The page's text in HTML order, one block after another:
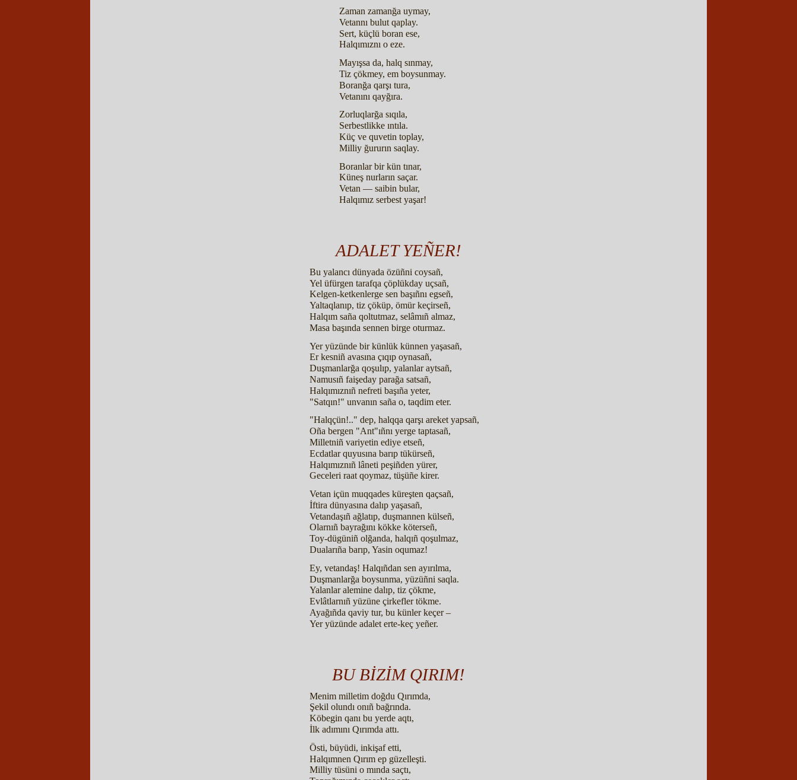
Zaman zamanğa uymay,
Vetannı bulut qaplay.
Sert, küçlü boran ese,
Halqımıznı o eze.
Mayışsa da, halq sınmay,
Tiz çökmey, em boysunmay.
Boranğa qarşı tura,
Vetanını qayğıra.
Zorluqlarğa sıqıla,
Serbestlikke ıntıla.
Küç ve quvetin toplay,
Milliy ğururın saqlay.
Boranlar bir kün tınar,
Küneş nurların saçar.
Vetan — saibin bular,
Halqımız serbest yaşar!
ADALET YEÑER!
Bu yalancı dünyada özüñni coysañ,
Yel üfürgen tarafqa çöplükday uçsañ,
Kelgen-ketkenlerge sen başıñnı egseñ,
Yaltaqlanıp, tiz çöküp, ömür keçirseñ,
Halqım saña qoltutmaz, selâmıñ almaz,
Masa başında sennen birge oturmaz.
Yer yüzünde bir künlük künnen yaşasañ,
Er kesniñ avasına çıqıp oynasañ,
Duşmanlarğa qoşulıp, yalanlar aytsañ,
Namusıñ faişeday parağa satsañ,
Halqımıznıñ nefreti başıña yeter,
"Satqın!" unvanın saña o, taqdim eter.
"Halqçün!.." dep, halqqa qarşı areket yapsañ,
Oña bergen "Ant"ıñnı yerge taptasañ,
Milletniñ variyetin ediye etseñ,
Ecdatlar quyusına barıp tükürseñ,
Halqımıznıñ lâneti peşiñden yürer,
Geceleri raat qoymaz, tüşüñe kirer.
Vetan içün muqqades küreşten qaçsañ,
İftira dünyasına dalıp yaşasañ,
Vetandaşıñ ağlatıp, duşmannen külseñ,
Olarnıñ bayrağını kökke köterseñ,
Toy-dügüniñ olğanda, halqıñ qoşulmaz,
Dualarıña barıp, Yasin oqumaz!
Ey, vetandaş! Halqıñdan sen ayırılma,
Duşmanlarğa boysunma, yüzüñni saqla.
Yalanlar alemine dalıp, tiz çökme,
Evlâtlarnıñ yüzüne çirkefler tökme.
Ayağıñda qaviy tur, bu künler keçer –
Yer yüzünde adalet erte-keç yeñer.
BU BİZİM QIRIM!
Menim milletim doğdu Qırımda,
Şekil olundı onıñ bağrında.
Köbegin qanı bu yerde aqtı,
İlk adımını Qırımda attı.
Östi, büyüdi, inkişaf etti,
Halqımnen Qırım ep güzelleşti.
Milliy tüsüni o mında saçtı,